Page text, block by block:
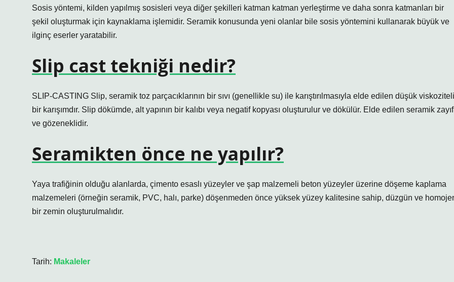
Sosis yöntemi, kilden yapılmış sosisleri veya diğer şekilleri katman katman yerleştirme ve daha sonra katmanları bir
şekil oluşturmak için kaynaklama işlemidir. Seramik konusunda yeni olanlar bile sosis yöntemini kullanarak büyük ve
ilginç eserler yaratabilir.
Slip cast tekniği nedir?
SLIP-CASTING Slip, seramik toz parçacıklarının bir sıvı (genellikle su) ile karıştırılmasıyla elde edilen düşük viskoziteli
bir karışımdır. Slip dökümde, alt yapının bir kalıbı veya negatif kopyası oluşturulur ve dökülür. Elde edilen seramik zayıf
ve gözeneklidir.
Seramikten önce ne yapılır?
Yaya trafiğinin olduğu alanlarda, çimento esaslı yüzeyler ve şap malzemeli beton yüzeyler üzerine döşeme kaplama
malzemeleri (örneğin seramik, PVC, halı, parke) döşenmeden önce yüksek yüzey kalitesine sahip, düzgün ve
bir zemin oluşturulmalıdır.
Tarih: Makaleler